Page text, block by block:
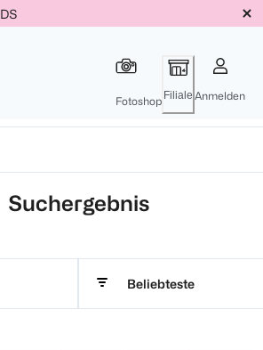
Fotoshop Filiale Anmelden
Suchergebnis
Beliebteste